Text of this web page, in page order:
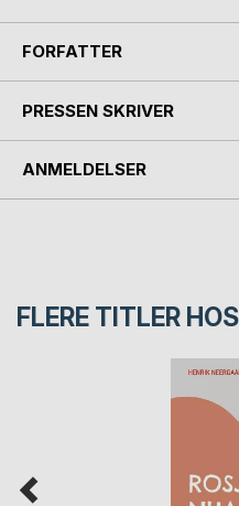
FORFATTER
PRESSEN SKRIVER
ANMELDELSER
FLERE TITLER HOS